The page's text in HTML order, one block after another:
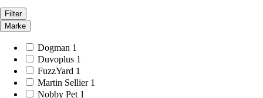
Filter
Marke
Dogman 1
Duvoplus 1
FuzzYard 1
Martin Sellier 1
Nobby Pet 1